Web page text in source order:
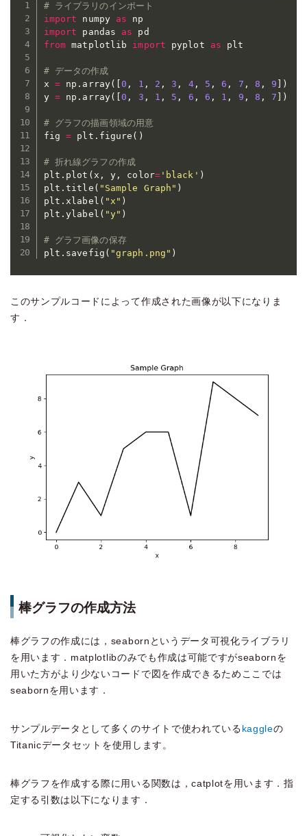
# ライブラリのインポート
import numpy as
import pandas as
from matplotlib import pyplot as plt
# データの作成
x = np . array( [0 , 1 , 2 , 3 , 4, 5 , 6 , 7 , 8 , 9
)
y = np . array( [0 , 3 , 1 , 5 , 6 , 6 , 1 , 9 , 8 , 7 )
# グラフの描画領域の用意
fig = plt . figure ( )
# 折れ線グラフの作成
plt . plot ( x , y , color='black' )
plt .title ( "Sample Graph" )
plt .xlabel ( "x" )
plt .ylabel ( "y" )
# グラフ画像の保存
plt . savefig ( "graph.png" )
このサンプルコードによって作成された画像が以下になりま
す．
棒グラフの作成方法
棒グラフの作成には，seabornというデータ可視化ライブラリ
を用います．matplotlibのみでも作成は可能ですがseabornを
用いた方がより少ないコードで図を作成できるためここでは
seabornを用います．
サンプルデータとして多くのサイトで使われている kaggleの
Titanicデータセットを使用します。
棒グラフを作成する際に用いる関数は，catplotを用います．指
定する引数は以下になります．